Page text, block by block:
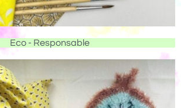
Eco - Responsable